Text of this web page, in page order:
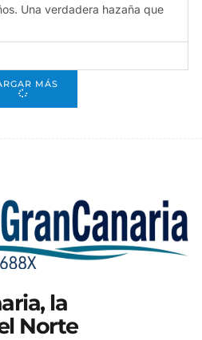
Una verdadera hazaña que
MÁS
la
Norte